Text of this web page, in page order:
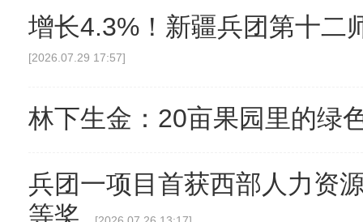
增长4.3%！新疆兵团第十二
[2026.07.29 17:57]
林下生金：20亩果园里的绿
兵团一项目首获西部人力资
等奖